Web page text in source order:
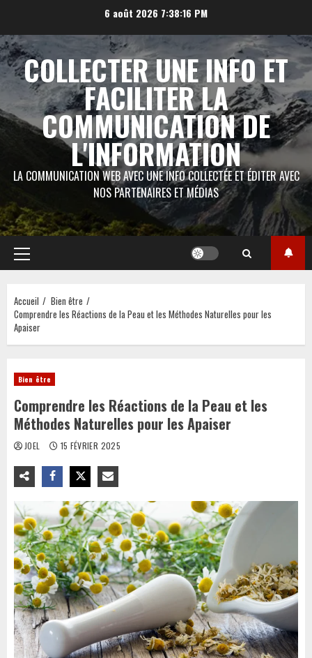
contenu
6 août 2026 7:38:17 PM
COLLECTER UNE INFO ET
FACILITER LA
COMMUNICATION DE
L'INFORMATION
LA COMMUNICATION WEB AVEC UNE INFO COLLECTÉE ET ÉDITER AVEC
NOS PARTENAIRES ET MÉDIAS
Menu
principal
Accueil
Bien être
Comprendre les Réactions de la Peau et les Méthodes Naturelles pour les
Apaiser
Bien être
Comprendre les Réactions de la Peau et les
Méthodes Naturelles pour les Apaiser
JOEL 15 FÉVRIER 2025